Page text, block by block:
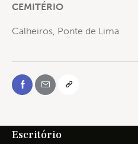
CEMITÉRIO
Calheiros, Ponte de Lima
Escritório